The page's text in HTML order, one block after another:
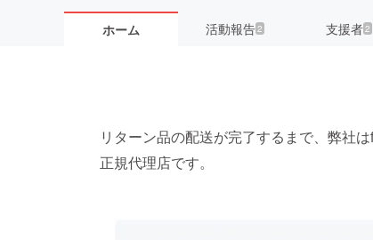
ホーム 活動報告2 支援者2
リターン品の配送が完了するまで、弊社
正規代理店です。